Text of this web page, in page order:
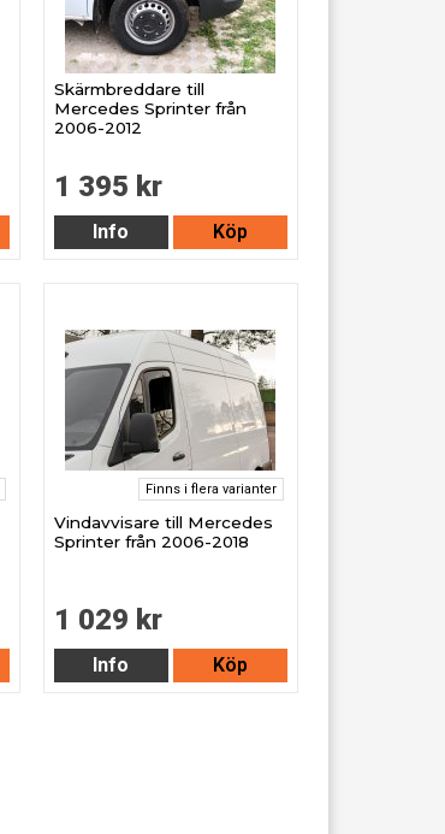
Skärmbreddare till
Mercedes Sprinter från
2006-2012
1 395 kr
Info Köp
Finns i flera varianter
Vindavvisare till Mercedes
Sprinter från 2006-2018
1 029 kr
Info Köp